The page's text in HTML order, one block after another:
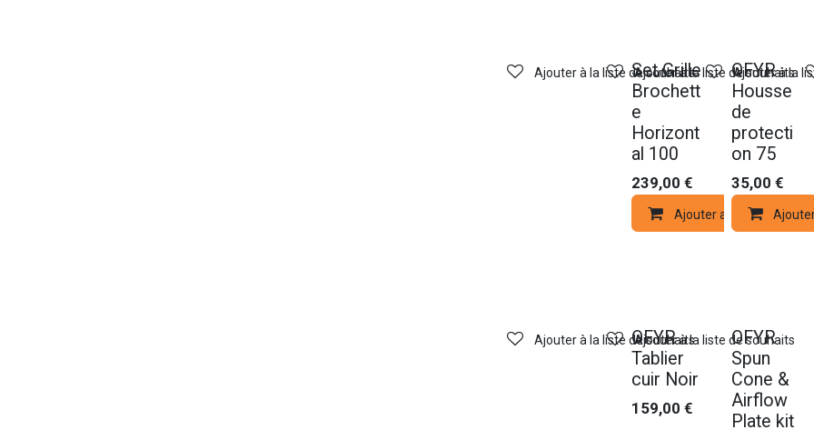
Set Grille
Brochett
e
Horizont
al 100
239,00 €
Ajouter au panier
Ajouter à la liste de souhaits
OFYR
Housse
de
protecti
on 75
35,00 €
Ajouter à la liste de souhaits
Ajouter à la
OFYR
Tablier
cuir Noir
159,00 €
Ajouter à la liste de souhaits
OFYR
Spun
Cone &
Airflow
Plate kit
Ajouter à la liste de souhaits